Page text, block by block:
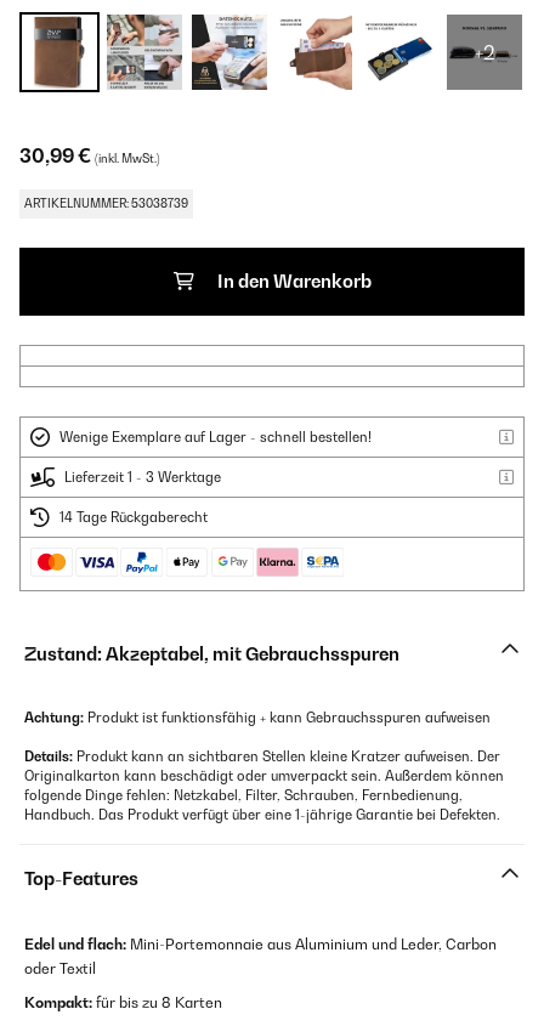
+2
30,99 € (inkl. MwSt.)
ARTIKELNUMMER: 53038739
In den Warenkorb
Wenige Exemplare auf Lager - schnell bestellen!
Lieferzeit 1 - 3 Werktage
14 Tage Rückgaberecht
Zustand: Akzeptabel, mit Gebrauchsspuren
Achtung: Produkt ist funktionsfähig + kann Gebrauchsspuren aufweisen
Details: Produkt kann an sichtbaren Stellen kleine Kratzer aufweisen. Der
Originalkarton kann beschädigt oder umverpackt sein. Außerdem können
folgende Dinge fehlen: Netzkabel, Filter, Schrauben, Fernbedienung,
Handbuch. Das Produkt verfügt über eine 1-jährige Garantie bei Defekten.
Top-Features
Edel und flach: Mini-Portemonnaie aus Aluminium und Leder, Carbon
oder Textil
Kompakt: für bis zu 8 Karten